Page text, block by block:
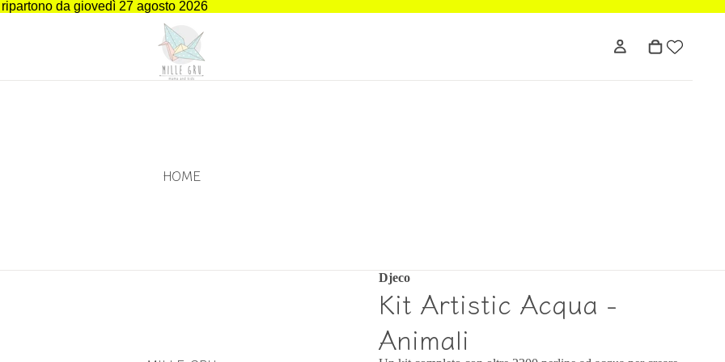
da giovedì 27 agosto 2026
HOME
Djeco
Kit Artistic Acqua -
Animali